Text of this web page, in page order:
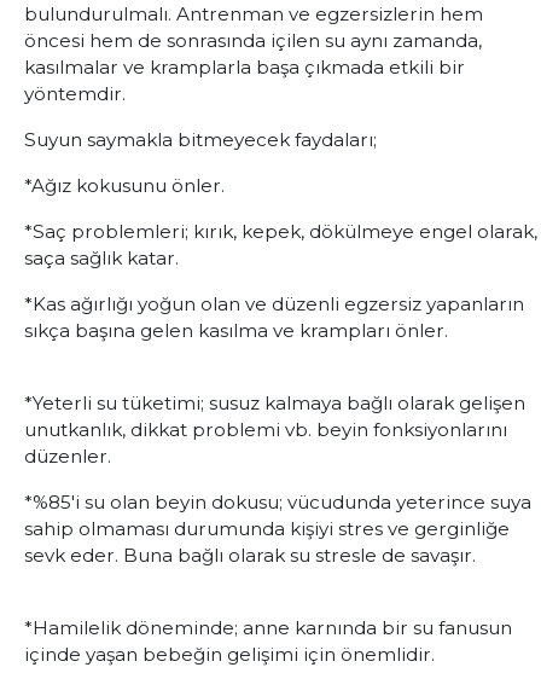
bulundurulmalı. Antrenman ve egzersizlerin hem
öncesi hem de sonrasında içilen su aynı zamanda,
kasılmalar ve kramplarla başa çıkmada etkili bir
yöntemdir.
Suyun saymakla bitmeyecek faydaları;
*Ağız kokusunu önler.
*Saç problemleri; kırık, kepek, dökülmeye engel olarak,
saça sağlık katar.
*Kas ağırlığı yoğun olan ve düzenli egzersiz yapanların
sıkça başına gelen kasılma ve krampları önler.
*Yeterli su tüketimi; susuz kalmaya bağlı olarak gelişen
unutkanlık, dikkat problemi vb. beyin fonksiyonlarını
düzenler.
*%85'i su olan beyin dokusu; vücudunda yeterince suya
sahip olmaması durumunda kişiyi stres ve gerginliğe
sevk eder. Buna bağlı olarak su stresle de savaşır.
*Hamilelik döneminde; anne karnında bir su fanusun
içinde yaşan bebeğin gelişimi için önemlidir.